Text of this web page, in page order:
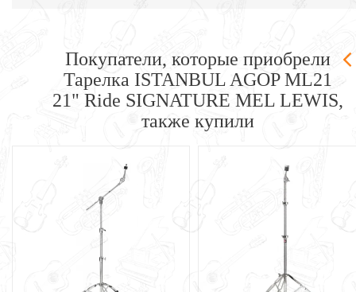
Покупатели, которые приобрели
Тарелка ISTANBUL AGOP ML21
21" Ride SIGNATURE MEL LEWIS,
также купили